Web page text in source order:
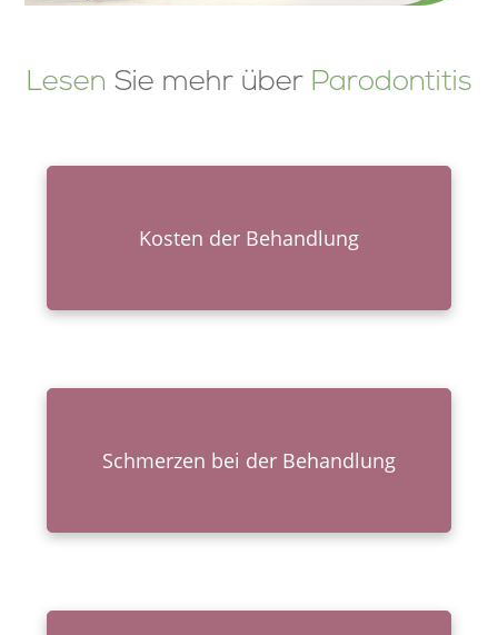
Lesen Sie mehr über Parodontitis
Kosten der Behandlung
Schmer­zen bei der Behandlung